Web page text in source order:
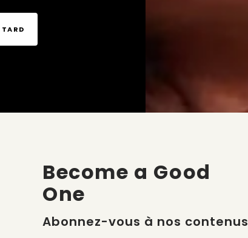
Become a Good
One
Abonnez-vous à nos contenus